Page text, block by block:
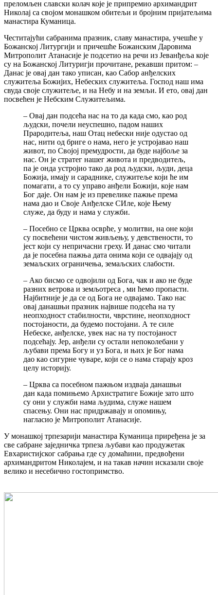
преломљен славски колач које је припремио архимандрит
Николај са својом монашком обитељи и бројним пријатељима
манастира Куманица.
Честитајући сабранима празник, славу манастира, учешће у
Божанској Литургији и причешће Божанским Даровима
Митрополит Атанасије је подсетио на речи из Јеванђеља које
су на Божанској Литуригји прочитане, рекавши притом: –
Данас је овај дан тако уписан, као Сабор анђелских
служитеља Божијих, Небеских служитеља. Господ наш има
свуда своје служитеље, и на Небу и на земљи. И ето, овај дан
посвећен је Небским Служитељима.
– Овај дан подсећа нас на то да када смо, као род
људски, почели неуспешно, падом наших
Прародитеља, наш Отац небески није одустао од
нас, нити од бриге о нама, него је устројавао наш
живот, по Својој премудрости, да буде најбоље за
нас. Он је стратег нашег живота и предводитељ,
па је онда устројио тако да род људски, људи, деца
Божија, имају и сараднике, служитеље који ће им
помагати, а то су управо анђели Божији, које нам
Бог даје. Он нам је из превелике пажње према
нама дао и Своје Анђелске СИле, које Њему
служе, да буду и нама у служби.
– Посебно се Црква осврће, у молитви, на оне који
су посвећени чистом живљењу, у девствености, то
јест који су непричасни греху. И данас смо читали
да је посебна пажња дата онима који се одвајају од
земаљских ограничења, земаљских слабости.
– Ако бисмо се одвојили од Бога, чак и ако не буде
разних ветрова и земљотреса , ми ћемо пропасти.
Најбитније је да се од Бога не одвајамо. Тако нас
овај данашњи празник највише подсећа на ту
неопходност стабилности, чврстине, неопходност
постојаности, да будемо постојани. А те силе
Небеске, анђелске, увек нас на ту постојаност
подсећају. Јер, анђели су остали непоколебани у
љубави према Богу и уз Бога, и њих је Бог нама
дао као сигурне чуваре, који се о нама старају кроз
целу историју.
– Црква са посебном пажњом издваја данашњи
дан када помињемо Архистратиге Божије зато што
су они у служби нама људима, служе нашем
спасењу. Они нас придржавају и опомињу,
нагласио је Митрополит Атанасије.
У монашкој трпезарији манастира Куманица приређена је за
све сабране заједничка трпеза љубави као продужетак
Евхаристијског сабрања где су домаћини, предвођени
архимандритом Николајем, и на такав начин исказали своје
велико и несебично гостопримство.